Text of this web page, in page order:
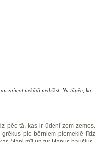
zaimot nekādi nedrīkst. Nu tāpēc, ka
pēc tā, kas ir ūdenī zem zemes.
pie bērniem piemeklē līdz